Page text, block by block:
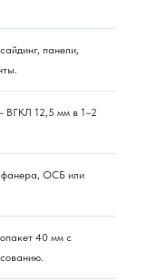
панели,
ВГКЛ 12,5 мм в 1–2
фанера, ОСБ или
40 мм с